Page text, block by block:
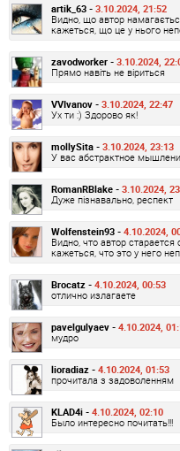
artik_63 - 3.10.2024, 21:52
Видно, що автор
кажеться, що це у нього
zavodworker - 3.10.2024,
Прямо навіть не віриться
VVIvanov - 3.10.2024, 22:47
Ух ти :) Здорово як!
mollySita - 3.10.2024, 23:13
У вас абстрактное
RomanRBlake - 3.10.2024,
Дуже пізнавально, респект
Wolfenstein93 - 4.10.2024,
Видно, что автор
кажеться, что это у него
Brocatz - 4.10.2024, 00:53
отлично излагаете
pavelgulyaev - 4.10.2024,
мудро
lioradiaz - 4.10.2024, 01:53
прочитала з задоволенням
KLAD4i - 4.10.2024, 02:10
Было интересно почитать!!!